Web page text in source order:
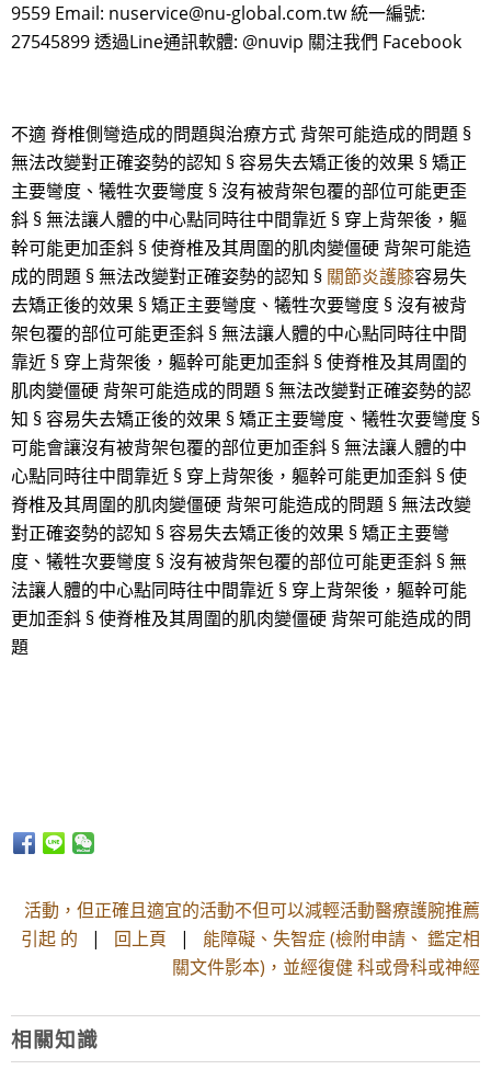
9559 Email: nuservice@nu-global.com.tw 統一編號:
27545899 透過Line通訊軟體: @nuvip 關注我們 Facebook
不適 脊椎側彎造成的問題與治療方式 背架可能造成的問題 §
無法改變對正確姿勢的認知 § 容易失去矯正後的效果 § 矯正
主要彎度、犧牲次要彎度 § 沒有被背架包覆的部位可能更歪
斜 § 無法讓人體的中心點同時往中間靠近 § 穿上背架後，軀
幹可能更加歪斜 § 使脊椎及其周圍的肌肉變僵硬 背架可能造
成的問題 § 無法改變對正確姿勢的認知 § 關節炎護膝容易失
去矯正後的效果 § 矯正主要彎度、犧牲次要彎度 § 沒有被背
架包覆的部位可能更歪斜 § 無法讓人體的中心點同時往中間
靠近 § 穿上背架後，軀幹可能更加歪斜 § 使脊椎及其周圍的
肌肉變僵硬 背架可能造成的問題 § 無法改變對正確姿勢的認
知 § 容易失去矯正後的效果 § 矯正主要彎度、犧牲次要彎度 §
可能會讓沒有被背架包覆的部位更加歪斜 § 無法讓人體的中
心點同時往中間靠近 § 穿上背架後，軀幹可能更加歪斜 § 使
脊椎及其周圍的肌肉變僵硬 背架可能造成的問題 § 無法改變
對正確姿勢的認知 § 容易失去矯正後的效果 § 矯正主要彎
度、犧牲次要彎度 § 沒有被背架包覆的部位可能更歪斜 § 無
法讓人體的中心點同時往中間靠近 § 穿上背架後，軀幹可能
更加歪斜 § 使脊椎及其周圍的肌肉變僵硬 背架可能造成的問
題
活動，但正確且適宜的活動不但可以減輕活動醫療護腕推薦
引起 的 | 回上頁 | 能障礙、失智症 (檢附申請、 鑑定相
關文件影本)，並經復健 科或骨科或神經
相關知識